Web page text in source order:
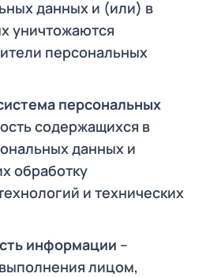
данных и (или) в
уничтожаются
персональных
персональных
содержащихся в
данных и
обработку
и технических
информации –
лицом,